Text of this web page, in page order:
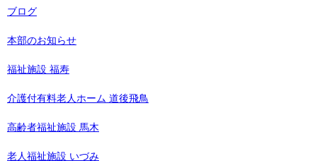
ブログ
本部のお知らせ
福祉施設 福寿
介護付有料老人ホーム 道後飛鳥
高齢者福祉施設 馬木
老人福祉施設 いづみ